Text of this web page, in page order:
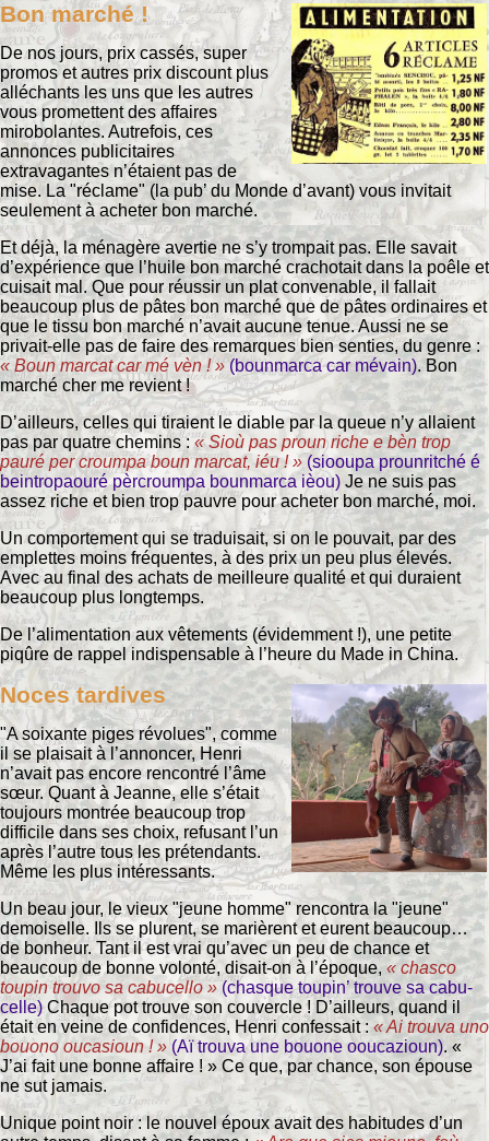
Bon marché !
De nos jours, prix cassés, super
promos et autres prix discount plus
alléchants les uns que les autres
vous promettent des affaires
mirobolantes. Autrefois, ces
annonces publicitaires
extravagantes n’étaient pas de
mise. La "réclame" (la pub’ du Monde d’avant) vous invitait
seulement à acheter bon marché.
Et déjà, la ménagère avertie ne s’y trompait pas. Elle savait
d’expérience que l’huile bon marché crachotait dans la poêle et
cuisait mal. Que pour réussir un plat convenable, il fallait
beaucoup plus de pâtes bon marché que de pâtes ordinaires et
que le tissu bon marché n’avait aucune tenue. Aussi ne se
privait-elle pas de faire des remarques bien senties, du genre :
« Boun marcat car mé vèn ! » (bounmarca car mévain). Bon
marché cher me revient !
D’ailleurs, celles qui tiraient le diable par la queue n’y allaient
pas par quatre chemins :« Sioù pas proun riche e bèn trop
pauré per croumpa boun marcat, iéu ! » (siooupa prounritché é
beintropaouré pèrcroumpa bounmarca ièou) Je ne suis pas
assez riche et bien trop pauvre pour acheter bon marché, moi.
Un comportement qui se traduisait, si on le pouvait, par des
emplettes moins fréquentes, à des prix un peu plus élevés.
Avec au final des achats de meilleure qualité et qui duraient
beaucoup plus longtemps.
De l’alimentation aux vêtements (évidemment !), une petite
piqûre de rappel indispensable à l’heure du Made in China.
Noces tardives
"A soixante piges révolues", comme
il se plaisait à l’annoncer, Henri
n’avait pas encore rencontré l’âme
sœur. Quant à Jeanne, elle s’était
toujours montrée beaucoup trop
difficile dans ses choix, refusant l’un
après l’autre tous les prétendants.
Même les plus intéressants.
Un beau jour, le vieux "jeune homme" rencontra la "jeune"
demoiselle. Ils se plurent, se marièrent et eurent beaucoup…
de bonheur. Tant il est vrai qu’avec un peu de chance et
beaucoup de bonne volonté, disait-on à l’époque,« chasco
toupin trouvo sa cabucello »(chasque toupin’ trouve sa cabu-
celle)Chaque pot trouve son couvercle ! D’ailleurs, quand il
était en veine de confidences, Henri confessait :« Ai trouva uno
bouono oucasioun ! » (Aï trouva une bouone ooucazioun). «
J’ai fait une bonne affaire ! » Ce que, par chance, son épouse
ne sut jamais.
Unique point noir : le nouvel époux avait des habitudes d’un